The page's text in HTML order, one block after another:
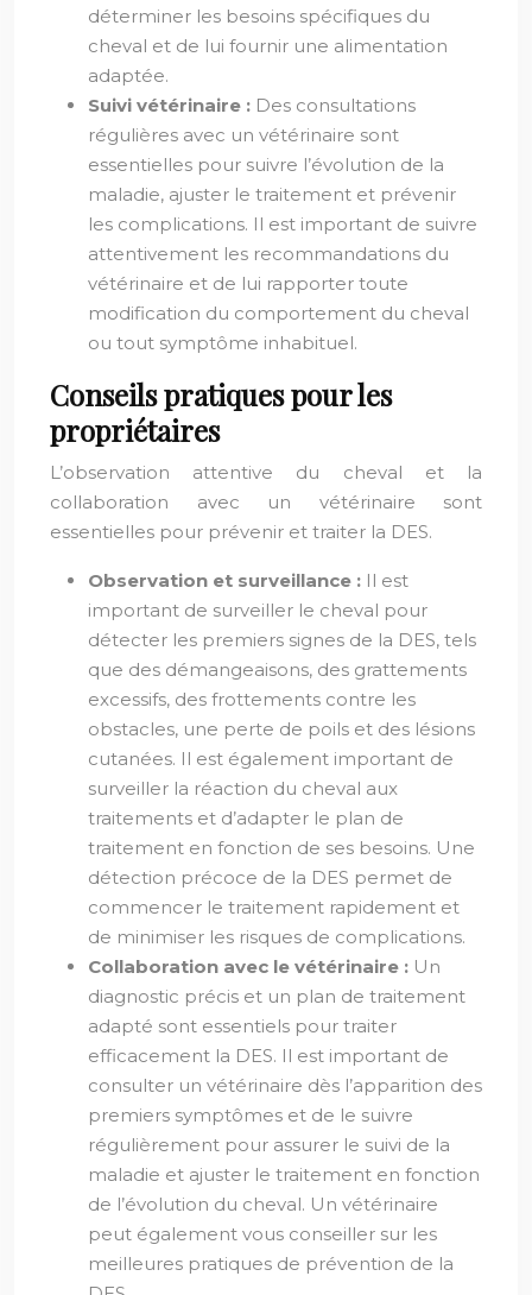
déterminer les besoins spécifiques du
cheval et de lui fournir une alimentation
adaptée.
Suivi vétérinaire : Des consultations
régulières avec un vétérinaire sont
essentielles pour suivre l’évolution de la
maladie, ajuster le traitement et prévenir
les complications. Il est important de suivre
attentivement les recommandations du
vétérinaire et de lui rapporter toute
modification du comportement du cheval
ou tout symptôme inhabituel.
Conseils pratiques pour les
propriétaires
L’observation attentive du cheval et la
collaboration avec un vétérinaire sont
essentielles pour prévenir et traiter la DES.
Observation et surveillance : Il est
important de surveiller le cheval pour
détecter les premiers signes de la DES, tels
que des démangeaisons, des grattements
excessifs, des frottements contre les
obstacles, une perte de poils et des lésions
cutanées. Il est également important de
surveiller la réaction du cheval aux
traitements et d’adapter le plan de
traitement en fonction de ses besoins. Une
détection précoce de la DES permet de
commencer le traitement rapidement et
de minimiser les risques de complications.
Collaboration avec le vétérinaire : Un
diagnostic précis et un plan de traitement
adapté sont essentiels pour traiter
efficacement la DES. Il est important de
consulter un vétérinaire dès l’apparition des
premiers symptômes et de le suivre
régulièrement pour assurer le suivi de la
maladie et ajuster le traitement en fonction
de l’évolution du cheval. Un vétérinaire
peut également vous conseiller sur les
meilleures pratiques de prévention de la